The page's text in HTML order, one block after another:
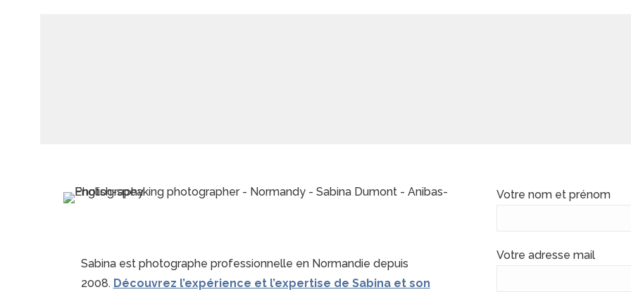
Sabina est photographe professionnelle en Normandie depuis
2008. Découvrez l’expérience et l’expertise de Sabina et son
Votre nom et prénom
Votre adresse mail